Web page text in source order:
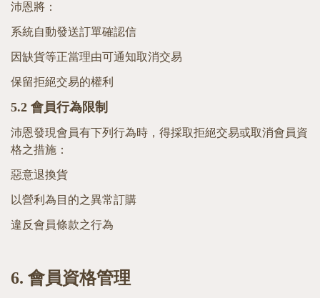
沛恩將：
系統自動發送訂單確認信
因缺貨等正當理由可通知取消交易
保留拒絕交易的權利
5.2 會員行為限制
沛恩發現會員有下列行為時，得採取拒絕交易或取消會員資
格之措施：
惡意退換貨
以營利為目的之異常訂購
違反會員條款之行為
6. 會員資格管理